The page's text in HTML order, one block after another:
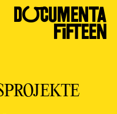
DOCUMENTA
FIFTEEN